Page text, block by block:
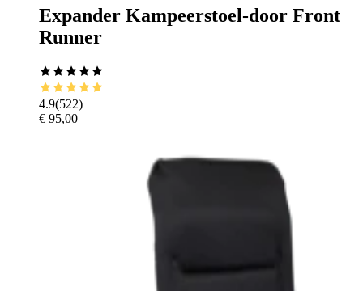
Expander Kampeerstoel-door Front
Runner
4.9(522)
€ 95,00